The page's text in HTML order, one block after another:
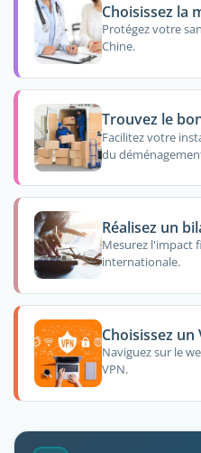
Choisissez la
Protégez votre
Chine.
Trouvez le
Facilitez votre
du
Réalisez un
Mesurez l'impact
internationale.
Choisissez un
Naviguez sur le
VPN.